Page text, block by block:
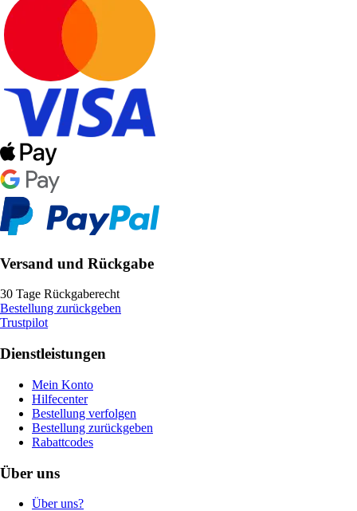
Versand und Rückgabe
30 Tage Rückgaberecht
Bestellung zurückgeben
Trustpilot
Dienstleistungen
Mein Konto
Hilfecenter
Bestellung verfolgen
Bestellung zurückgeben
Rabattcodes
Über uns
Über uns?